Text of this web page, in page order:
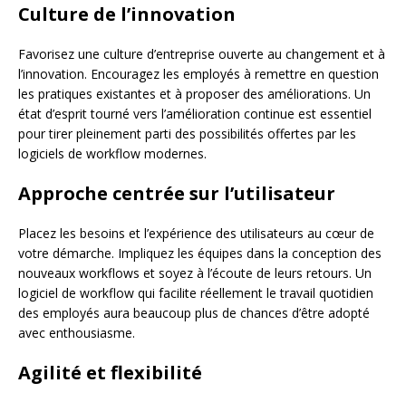
Culture de l’innovation
Favorisez une culture d’entreprise ouverte au changement et à
l’innovation. Encouragez les employés à remettre en question
les pratiques existantes et à proposer des améliorations. Un
état d’esprit tourné vers l’amélioration continue est essentiel
pour tirer pleinement parti des possibilités offertes par les
logiciels de workflow modernes.
Approche centrée sur l’utilisateur
Placez les besoins et l’expérience des utilisateurs au cœur de
votre démarche. Impliquez les équipes dans la conception des
nouveaux workflows et soyez à l’écoute de leurs retours. Un
logiciel de workflow qui facilite réellement le travail quotidien
des employés aura beaucoup plus de chances d’être adopté
avec enthousiasme.
Agilité et flexibilité